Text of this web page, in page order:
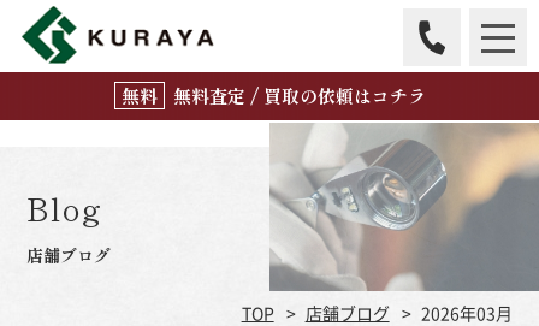
無料査定 / 買取の依頼はコチラ
Blog
店舗ブログ
TOP 店舗ブログ 2026年03月